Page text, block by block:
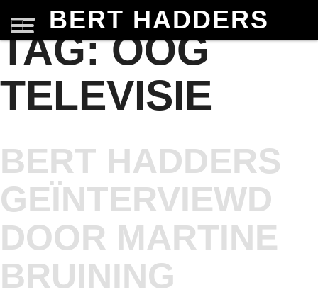
BERT HADDERS
TAG:OOG
TELEVISIE
BERT HADDERS
GEÏNTERVIEWD
DOOR MARTINE
BRUINING